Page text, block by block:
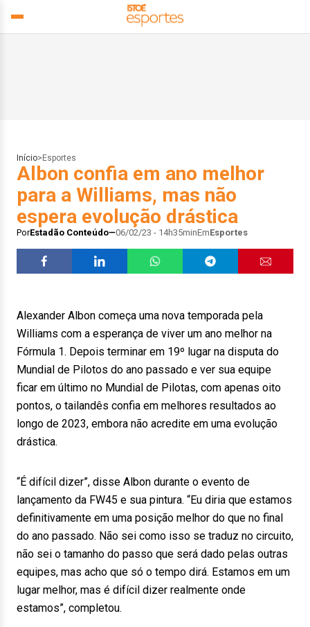
Início> Esportes
Albon confia em ano melhor
para a Williams, mas não
espera evolução drástica
PorEstadão Conteúdo 06/02/23 - 14h35minEmEsportes
Alexander Albon começa uma nova temporada pela
Williams com a esperança de viver um ano melhor na
Fórmula 1. Depois terminar em 19º lugar na disputa do
Mundial de Pilotos do ano passado e ver sua equipe
ficar em último no Mundial de Pilotas, com apenas oito
pontos, o tailandês confia em melhores resultados ao
longo de 2023, embora não acredite em uma evolução
drástica.
“É difícil dizer”, disse Albon durante o evento de
lançamento da FW45 e sua pintura. “Eu diria que estamos
definitivamente em uma posição melhor do que no final
do ano passado. Não sei como isso se traduz no circuito,
não sei o tamanho do passo que será dado pelas outras
equipes, mas acho que só o tempo dirá. Estamos em um
lugar melhor, mas é difícil dizer realmente onde
estamos”, completou.